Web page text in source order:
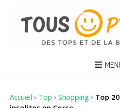
Accueil › Top › Shopping › Top